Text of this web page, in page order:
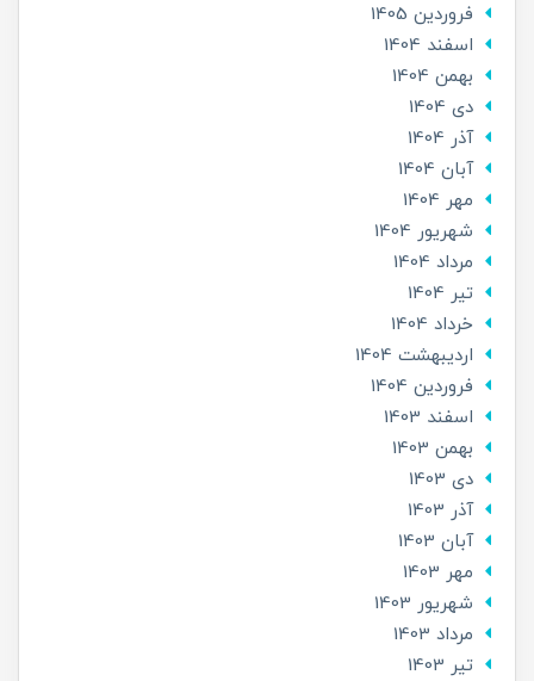
فروردین 1405
اسفند 1404
بهمن 1404
دی 1404
آذر 1404
آبان 1404
مهر 1404
شهریور 1404
مرداد 1404
تير 1404
خرداد 1404
ارديبهشت 1404
فروردین 1404
اسفند 1403
بهمن 1403
دی 1403
آذر 1403
آبان 1403
مهر 1403
شهریور 1403
مرداد 1403
تير 1403